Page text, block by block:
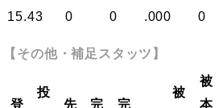
15.43
0 0 .000 0
【その他・補足スタッツ】
登
投
先
完
完
被
被
本